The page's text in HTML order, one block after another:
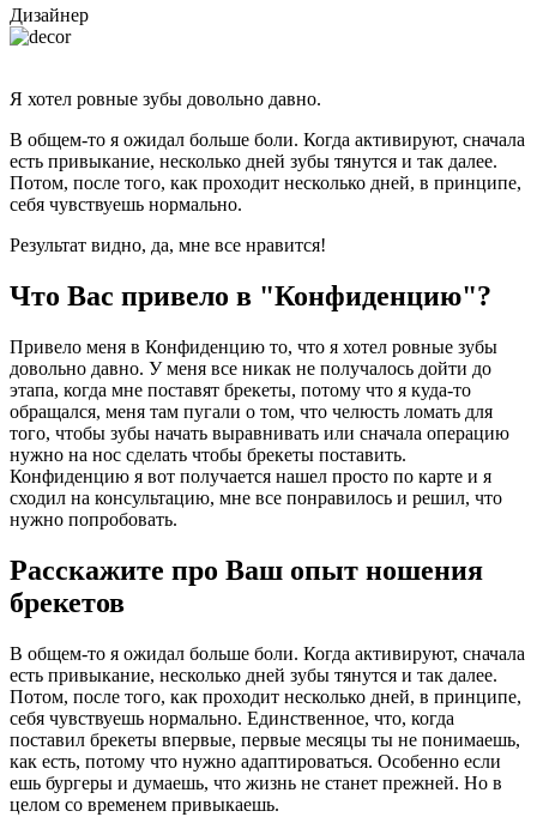
Дизайнер
Я хотел ровные зубы довольно давно.
В общем-то я ожидал больше боли. Когда активируют, сначала
есть привыкание, несколько дней зубы тянутся и так далее.
Потом, после того, как проходит несколько дней, в принципе,
себя чувствуешь нормально.
Результат видно, да, мне все нравится!
Что Вас привело в "Конфиденцию"?
Привело меня в Конфиденцию то, что я хотел ровные зубы
довольно давно. У меня все никак не получалось дойти до
этапа, когда мне поставят брекеты, потому что я куда-то
обращался, меня там пугали о том, что челюсть ломать для
того, чтобы зубы начать выравнивать или сначала операцию
нужно на нос сделать чтобы брекеты поставить.
Конфиденцию я вот получается нашел просто по карте и я
сходил на консультацию, мне все понравилось и решил, что
нужно попробовать.
Расскажите про Ваш опыт ношения
брекетов
В общем-то я ожидал больше боли. Когда активируют, сначала
есть привыкание, несколько дней зубы тянутся и так далее.
Потом, после того, как проходит несколько дней, в принципе,
себя чувствуешь нормально. Единственное, что, когда
поставил брекеты впервые, первые месяцы ты не понимаешь,
как есть, потому что нужно адаптироваться. Особенно если
ешь бургеры и думаешь, что жизнь не станет прежней. Но в
целом со временем привыкаешь.